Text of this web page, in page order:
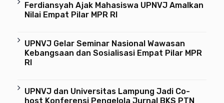
Ferdiansyah Ajak Mahasiswa UPNVJ Amalkan
Nilai Empat Pilar MPR RI
UPNVJ Gelar Seminar Nasional Wawasan
Kebangsaan dan Sosialisasi Empat Pilar MPR
RI
UPNVJ dan Universitas Lampung Jadi Co-
host Konferensi Pengelola Jurnal BKS PTN